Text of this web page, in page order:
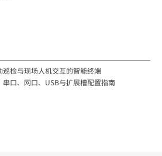
巡检与现场人机交互的智能终端
口、网口、USB与扩展槽配置指南